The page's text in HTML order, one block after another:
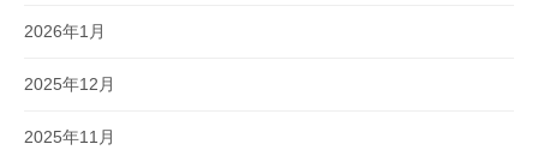
2026年1月
2025年12月
2025年11月